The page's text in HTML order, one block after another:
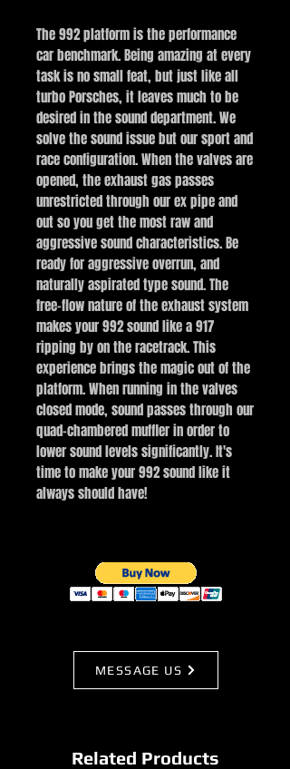
The 992 platform is the performance
car benchmark. Being amazing at every
task is no small feat, but just like all
turbo Porsches, it leaves much to be
desired in the sound department. We
solve the sound issue but our sport and
race configuration. When the valves are
opened, the exhaust gas passes
unrestricted through our ex pipe and
out so you get the most raw and
aggressive sound characteristics. Be
ready for aggressive overrun, and
naturally aspirated type sound. The
free-flow nature of the exhaust system
makes your 992 sound like a 917
ripping by on the racetrack. This
experience brings the magic out of the
platform. When running in the valves
closed mode, sound passes through our
quad-chambered muffler in order to
lower sound levels significantly. It's
time to make your 992 sound like it
always should have!
MESSAGE US
Related Products